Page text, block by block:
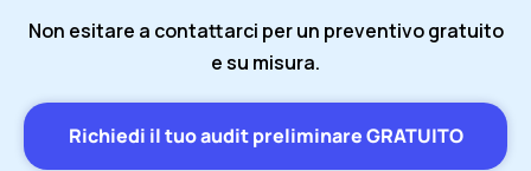
Non esitare a contattarci per un preventivo gratuito
e su misura.
Richiedi il tuo audit preliminare GRATUITO